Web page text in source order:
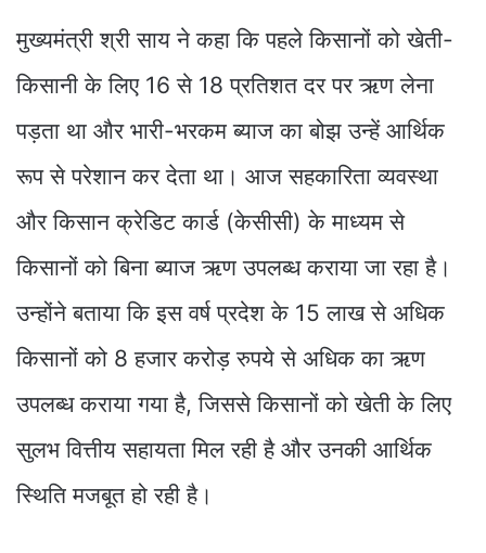
मुख्यमंत्री श्री साय ने कहा कि पहले किसानों को खेती-
किसानी के लिए 16 से 18 प्रतिशत दर पर ऋण लेना
पड़ता था और भारी-भरकम ब्याज का बोझ उन्हें आर्थिक
रूप से परेशान कर देता था। आज सहकारिता व्यवस्था
और किसान क्रेडिट कार्ड (केसीसी) के माध्यम से
किसानों को बिना ब्याज ऋण उपलब्ध कराया जा रहा है।
उन्होंने बताया कि इस वर्ष प्रदेश के 15 लाख से अधिक
किसानों को 8 हजार करोड़ रुपये से अधिक का ऋण
उपलब्ध कराया गया है, जिससे किसानों को खेती के लिए
सुलभ वित्तीय सहायता मिल रही है और उनकी आर्थिक
स्थिति मजबूत हो रही है।